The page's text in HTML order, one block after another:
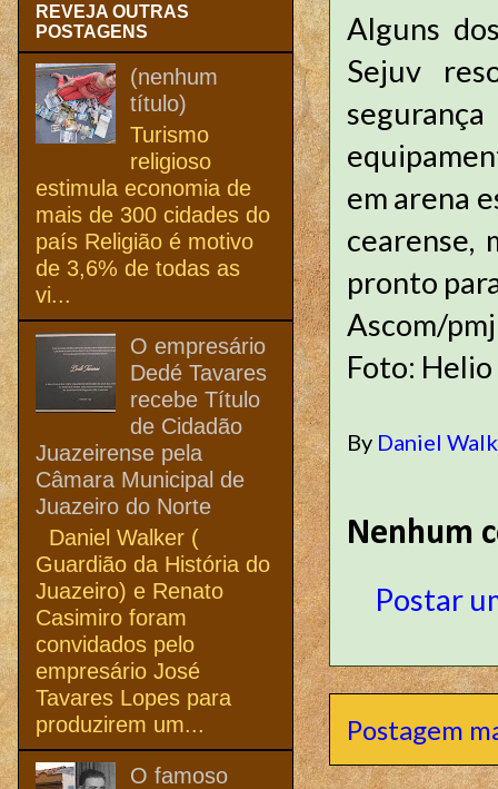
Alguns
Sejuv
em arena
cearense,
pronto
Ascom/
Foto:
By Daniel
Nenhum
Postar
Postagem
REVEJA OUTRAS
POSTAGENS
(nenhum
título)
Turismo
religioso
estimula economia de
mais de 300 cidades do
país Religião é motivo
de 3,6% de todas as
vi...
O empresário
Dedé Tavares
recebe Título
de Cidadão
Juazeirense pela
Câmara Municipal de
Juazeiro do Norte
Daniel Walker (
Guardião da História do
Juazeiro) e Renato
Casimiro foram
convidados pelo
empresário José
Tavares Lopes para
produzirem um...
O famoso